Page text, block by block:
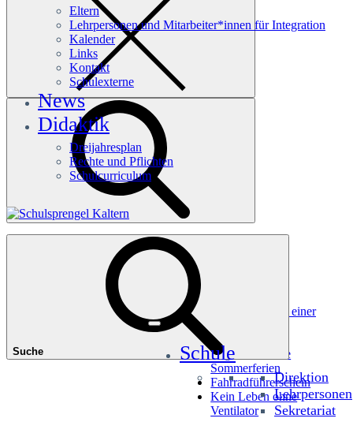
Eltern
Lehrpersonen und Mitarbeiter*innen für Integration
Kalender
Links
Kontakt
Schulexterne
News
Didaktik
Dreijahresplan
Rechte und Pflichten
Schulcurriculum
Suche Schule
Direktion
Lehrpersonen
Sekretariat
Häufige Suchanfragen
Würfel dir einen Picasso
Millionenshow im Andreas-Hofer-Museum
Deine Welt ist meine Welt – Erfahrungsbericht aus einer
Begeistert in die
Sommerferien
Fahrradführerschein
Kein Leben ohne
Ventilator